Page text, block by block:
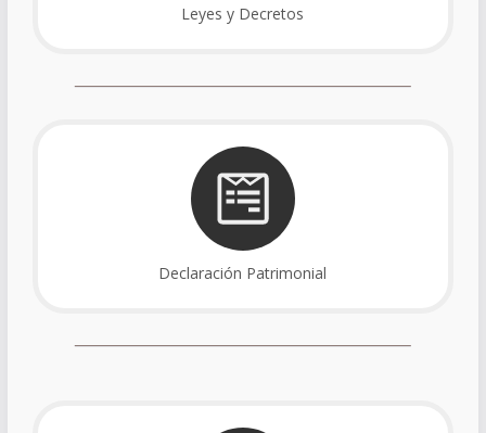
Leyes y Decretos
Declaración Patrimonial